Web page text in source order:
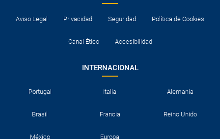
Aviso Legal Privacidad Seguridad Política de Cookies
Canal Ético Accesibilidad
INTERNACIONAL
Portugal Italia Alemania
Brasil Francia Reino Unido
México Europa